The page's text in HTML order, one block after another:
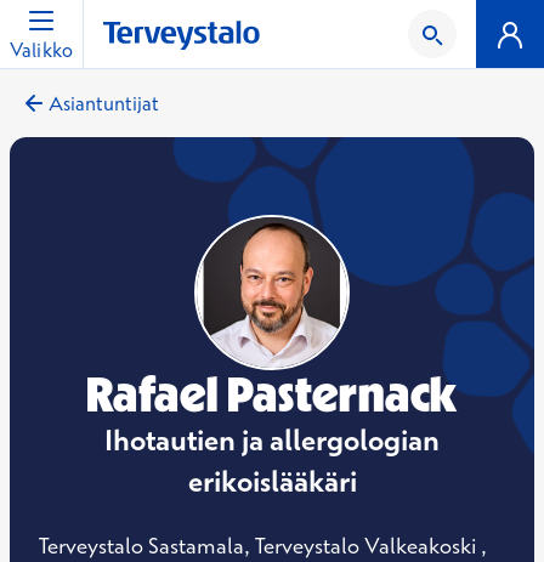
Valikko
Asiantuntijat
Rafael Pasternack
Ihotautien ja allergologian
erikoislääkäri
Terveystalo Sastamala, Terveystalo Valkeakoski ,